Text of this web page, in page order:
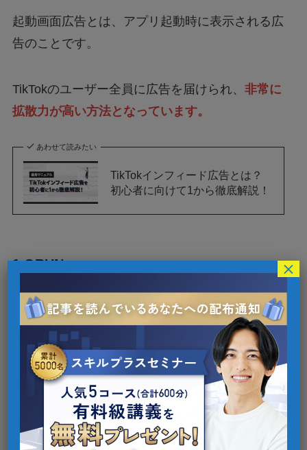
起動画面広告とは、アプリ起動時に表示される広
告のことです。
TikTokのユーザー全員に広告を届けられ、 非常に
拡散力が高い方法となっています。
あわせて読みたい
TikTokインフィード広告とは？
初心者に向けて1から徹底解説！
1.ORUN。
@orun.2022
オルンと覚えてください
😣 後払いできる韓国メンズファッシ
ョンの通販サイト♪ 女子も着れるデザ
イン豊富❤︎ 韓国男子にオススメコー
デを毎日公開🔥#韓国男子
#韓国メン
ズ #韓国メンズファッション
×